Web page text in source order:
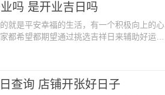
司命【凶神】：血忌
吗 是开业吉日吗
就是平安幸福的生活，有一个积极向上的心
都希望都期望通过挑选吉祥日来辅助好运，
【阴贵人】：西南【煞】：煞
查询 店铺开张好日子